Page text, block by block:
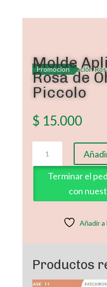
Promoción
Molde
Rosa de
Piccolo
$ 15.000
Aplicación
Rosa
con
Terminar el
con
Añadir a
Productos